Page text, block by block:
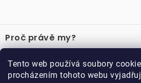
Tento web používá soubory
procházením tohoto webu
á
p
a
Proč právě my?
Recenze
Důležité odkazy
Velkoobchod